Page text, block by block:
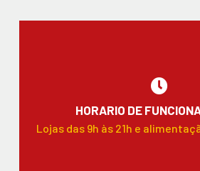
HORARIO DE
Lojas das 9h às 21h e